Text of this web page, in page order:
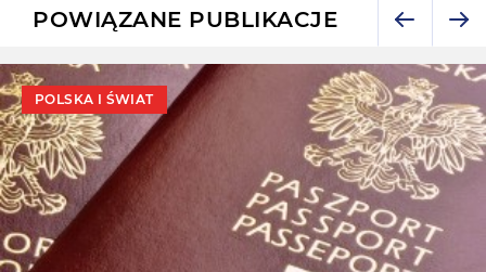
POWIĄZANE PUBLIKACJE
POLSKA I ŚWIAT